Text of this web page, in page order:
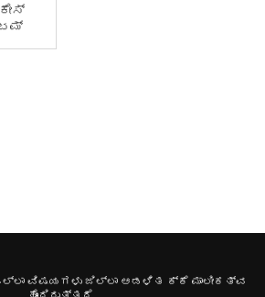
ವಿಷಯಗಳು ಜಿಲ್ಲಾ ಆಡಳಿತ ಕ್ಕೆ ಮಾಲೀಕತ್ವ